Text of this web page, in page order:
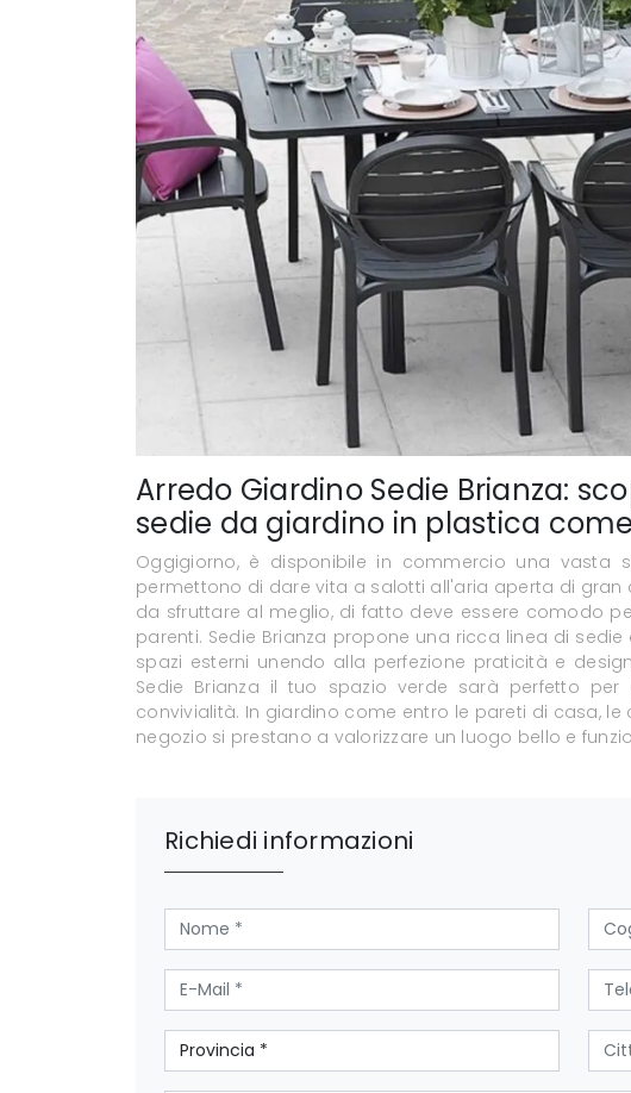
Arredo Giardino Sedie Brianza:
sedie da giardino in plastica
Oggigiorno, è disponibile in commercio una vasta
permettono di dare vita a salotti all'aria aperta di gran
da sfruttare al meglio, di fatto deve essere comodo
parenti. Sedie Brianza propone una ricca linea di
spazi esterni unendo alla perfezione praticità e
Sedie Brianza il tuo spazio verde sarà perfetto
convivialità. In giardino come entro le pareti di casa,
negozio si prestano a valorizzare un luogo bello e
Richiedi informazioni